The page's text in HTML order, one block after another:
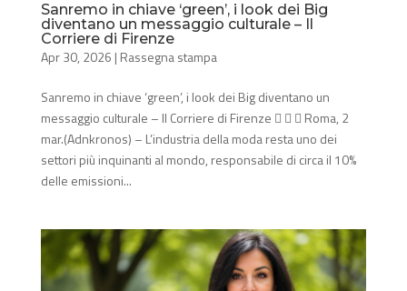
Sanremo in chiave ‘green’, i look dei Big
diventano un messaggio culturale – Il
Corriere di Firenze
Apr 30, 2026 | Rassegna stampa
Sanremo in chiave ‘green’, i look dei Big diventano un
messaggio culturale – Il Corriere di Firenze    Roma, 2
mar.(Adnkronos) – L’industria della moda resta uno dei
settori più inquinanti al mondo, responsabile di circa il 10%
delle emissioni...